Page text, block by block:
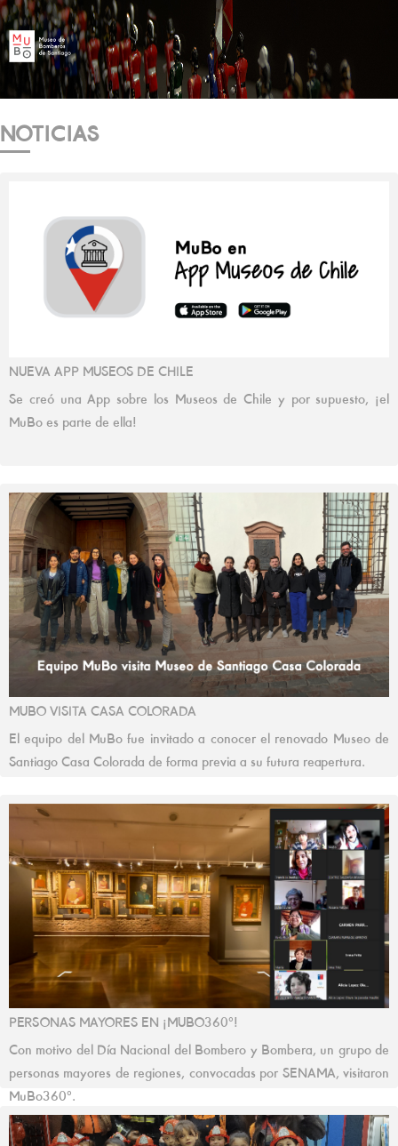
NOTICIAS
NUEVA APP MUSEOS DE CHILE
Se creó una App sobre los Museos de Chile y por supuesto, ¡el
MuBo es parte de ella!
MUBO VISITA CASA COLORADA
El equipo del MuBo fue invitado a conocer el renovado Museo de
Santiago Casa Colorada de forma previa a su futura reapertura.
PERSONAS MAYORES EN ¡MUBO360º!
Con motivo del Día Nacional del Bombero y Bombera, un grupo de
personas mayores de regiones, convocadas por SENAMA, visitaron
MuBo360º.